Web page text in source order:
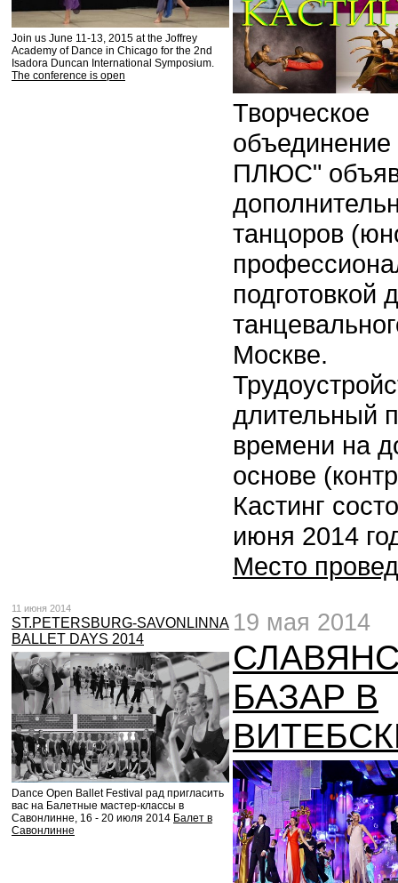
Join us June 11-13, 2015 at the Joffrey
Academy of Dance in Chicago for the 2nd
Isadora Duncan International Symposium.
The conference is open
Творческое
ПЛЮС"
танцоров
подготовкой
Москве.
длительный
времени на
основе
Кастинг
июня 2014
Место
11 июня 2014
ST.PETERSBURG-SAVONLINNA
BALLET DAYS 2014
Dance Open Ballet Festival рад пригласить
вас на Балетные мастер-классы в
Савонлинне, 16 - 20 июля 2014 Балет в
Савонлинне
19 мая 2014
БАЗАР В